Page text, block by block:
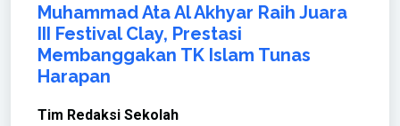
Muhammad Ata Al Akhyar Raih Juara
III Festival Clay, Prestasi
Membanggakan TK Islam Tunas
Harapan
Tim Redaksi Sekolah